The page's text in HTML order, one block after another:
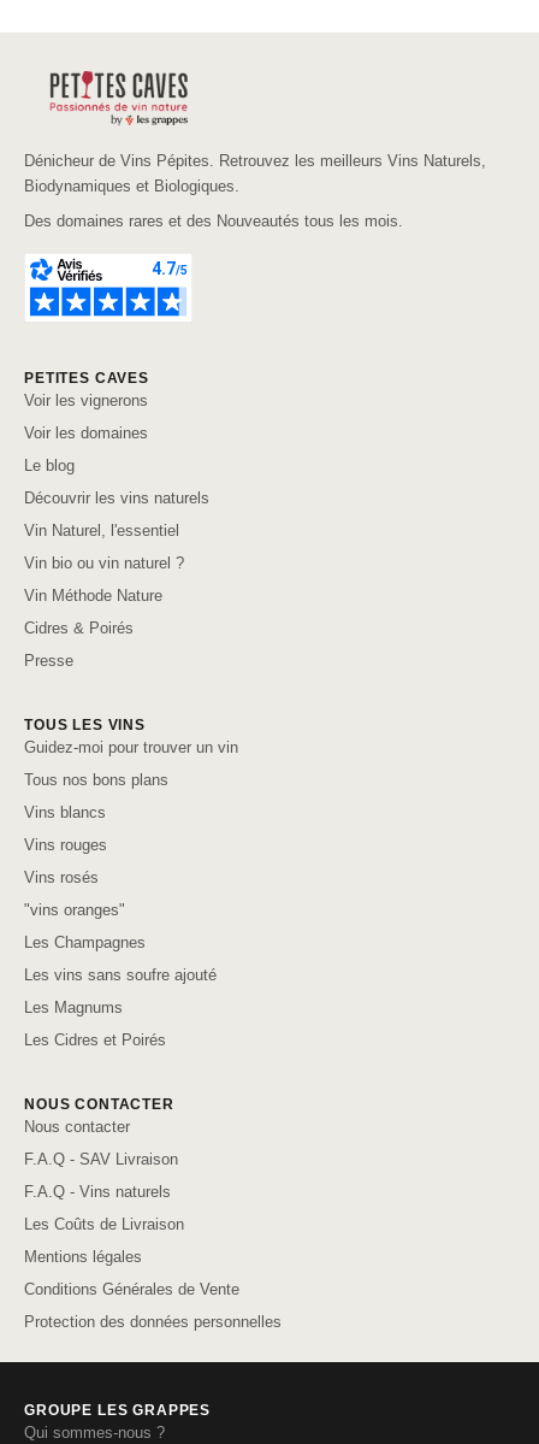
Dénicheur de Vins Pépites. Retrouvez les meilleurs Vins Naturels,
Biodynamiques et Biologiques.
Des domaines rares et des Nouveautés tous les mois.
PETITES CAVES
Voir les vignerons
Voir les domaines
Le blog
Découvrir les vins naturels
Vin Naturel, l'essentiel
Vin bio ou vin naturel ?
Vin Méthode Nature
Cidres & Poirés
Presse
TOUS LES VINS
Guidez-moi pour trouver un vin
Tous nos bons plans
Vins blancs
Vins rouges
Vins rosés
"vins oranges"
Les Champagnes
Les vins sans soufre ajouté
Les Magnums
Les Cidres et Poirés
NOUS CONTACTER
Nous contacter
F.A.Q - SAV Livraison
F.A.Q - Vins naturels
Les Coûts de Livraison
Mentions légales
Conditions Générales de Vente
Protection des données personnelles
GROUPE LES GRAPPES
Qui sommes-nous ?